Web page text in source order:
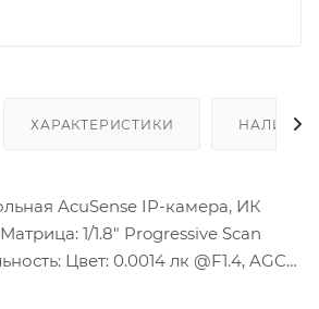
ХАРАКТЕРИСТИКИ НАЛИЧИЕ
AcuSense IP-камера, ИК
1/1.8″ Progressive Scan
Цвет: 0.0014 лк @F1.4, AGC